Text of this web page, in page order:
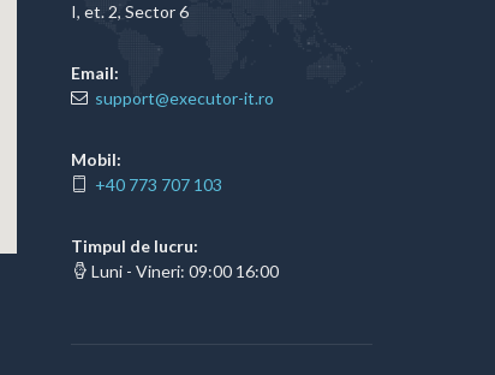
I, et. 2, Sector 6
Email:
support@executor-it.ro
Mobil:
+40 773 707 103
Timpul de lucru:
Luni - Vineri: 09:00 16:00